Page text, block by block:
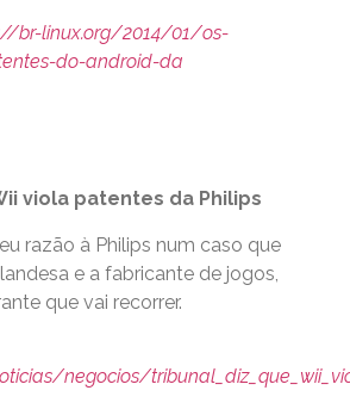
br-linux.org/2014/01/os-
do-android-da
viola patentes da Philips
razão à Philips num caso que
e a fabricante de jogos,
que vai recorrer.
negocios/